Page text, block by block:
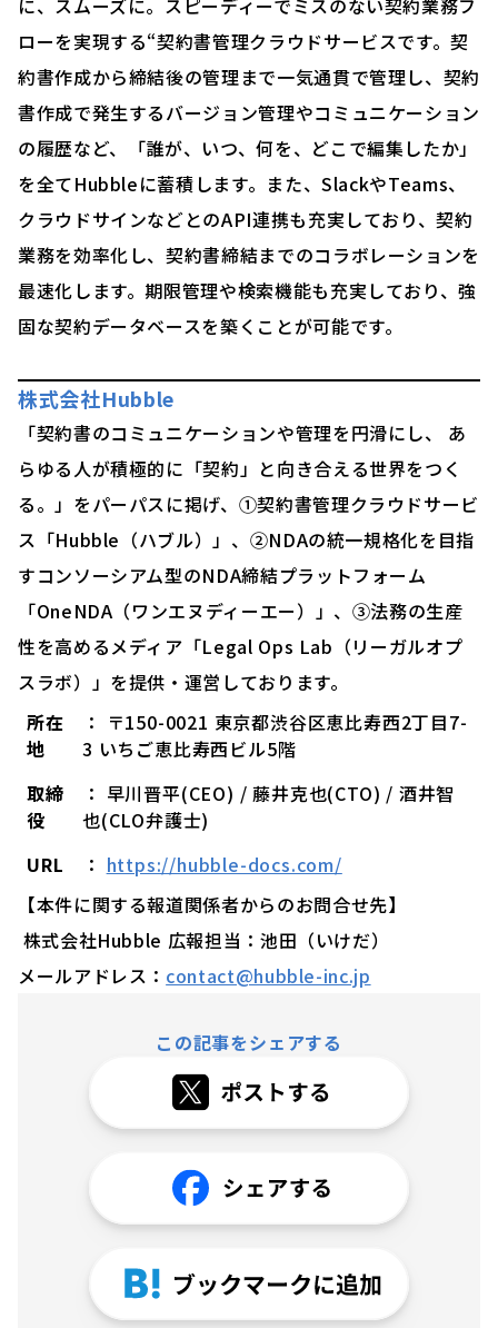
に、スムーズに。スピーディーでミスのない契約業務フ
ローを実現する“契約書管理クラウドサービスです。契
約書作成から締結後の管理まで一気通貫で管理し、契約
書作成で発生するバージョン管理やコミュニケーション
の履歴など、「誰が、いつ、何を、どこで編集したか」
を全てHubbleに蓄積します。また、SlackやTeams、
クラウドサインなどとのAPI連携も充実しており、契約
業務を効率化し、契約書締結までのコラボレーションを
最速化します。期限管理や検索機能も充実しており、強
固な契約データベースを築くことが可能です。
株式会社Hubble
「契約書のコミュニケーションや管理を円滑にし、 あ
らゆる人が積極的に「契約」と向き合える世界をつく
る。」をパーパスに掲げ、①契約書管理クラウドサービ
ス「Hubble（ハブル）」、②NDAの統一規格化を目指
すコンソーシアム型のNDA締結プラットフォーム
「OneNDA（ワンエヌディーエー）」、③法務の生産
性を高めるメディア「Legal Ops Lab（リーガルオプ
スラボ）」を提供・運営しております。
所在
地
： 〒150-0021 東京都渋谷区恵比寿西2丁目7-
3 いちご恵比寿西ビル5階
取締
役
： 早川晋平(CEO) / 藤井克也(CTO) / 酒井智
也(CLO弁護士)
URL
： https://hubble-docs.com/
【本件に関する報道関係者からのお問合せ先】
株式会社Hubble 広報担当：池田（いけだ）
メールアドレス： contact@hubble-inc.jp
この記事をシェアする